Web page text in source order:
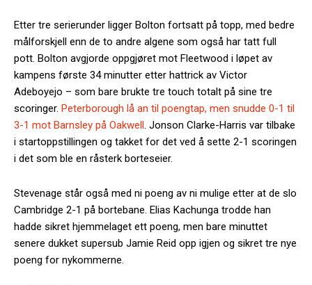
Etter tre serierunder ligger Bolton fortsatt på topp, med bedre
målforskjell enn de to andre algene som også har tatt full
pott. Bolton avgjorde oppgjøret mot Fleetwood i løpet av
kampens første 34 minutter etter hattrick av Victor
Adeboyejo – som bare brukte tre touch totalt på sine tre
scoringer. Peterborough lå an til poengtap, men snudde 0-1 til
3-1 mot Barnsley på Oakwell . Jonson Clarke-Harris var tilbake
i startoppstillingen og takket for det ved å sette 2-1 scoringen
i det som ble en råsterk borteseier.
Stevenage står også med ni poeng av ni mulige etter at de slo
Cambridge 2-1 på bortebane. Elias Kachunga trodde han
hadde sikret hjemmelaget ett poeng, men bare minuttet
senere dukket supersub Jamie Reid opp igjen og sikret tre nye
poeng for nykommerne.